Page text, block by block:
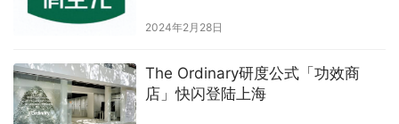
2024年2月28日
The Ordinary研度公式「功效商
店」快闪登陆上海